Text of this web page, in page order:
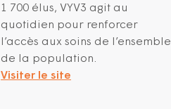
1 700 élus, VYV3 agit au
quotidien pour renforcer
l’accès aux soins de l’ensemble
de la population.
Visiter le site